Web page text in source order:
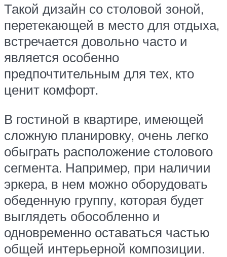
Такой дизайн со столовой зоной,
перетекающей в место для отдыха,
встречается довольно часто и
является особенно
предпочтительным для тех, кто
ценит комфорт.
В гостиной в квартире, имеющей
сложную планировку, очень легко
обыграть расположение столового
сегмента. Например, при наличии
эркера, в нем можно оборудовать
обеденную группу, которая будет
выглядеть обособленно и
одновременно оставаться частью
общей интерьерной композиции.